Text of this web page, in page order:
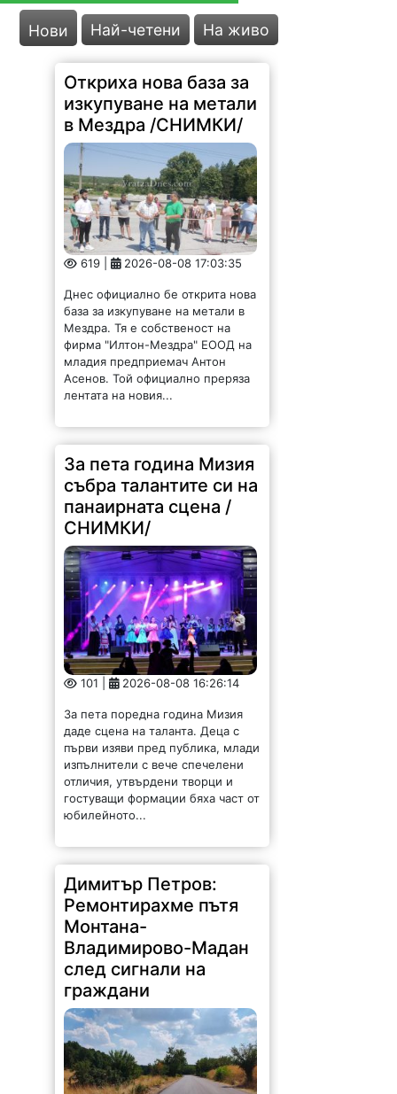
Нови Най-четени На живо
Откриха нова база за
изкупуване на метали
в Мездра /СНИМКИ/
619 | 2026-08-08 17:03:35
Днес официално бе открита нова
база за изкупуване на метали в
Мездра. Тя е собственост на
фирма "Илтон-Мездра" ЕООД на
младия предприемач Антон
Асенов. Той официално преряза
лентата на новия...
За пета година Мизия
събра талантите си на
панаирната сцена /
СНИМКИ/
101 | 2026-08-08 16:26:14
За пета поредна година Мизия
даде сцена на таланта. Деца с
първи изяви пред публика, млади
изпълнители с вече спечелени
отличия, утвърдени творци и
гостуващи формации бяха част от
юбилейното...
Димитър Петров:
Ремонтирахме пътя
Монтана-
Владимирово-Мадан
след сигнали на
граждани